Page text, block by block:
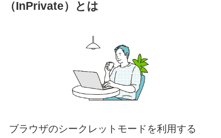
（InPrivate）とは
ブラウザのシークレットモードを利用する